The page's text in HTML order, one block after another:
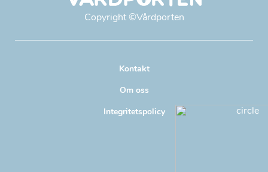
Copyright ©Vårdporten
Kontakt
Om oss
Integritetspolicy